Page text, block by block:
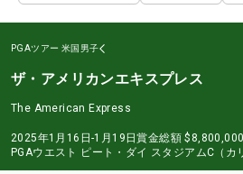
PGAツアー 米国男子
ザ・アメリカンエキスプレス
The American Express
2025年1月16日-1月19日賞金総額 $8,800,000
PGAウエスト ピート・ダイ スタジアムC（カ